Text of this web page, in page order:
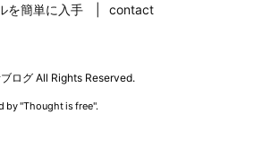
を簡単に入手 contact
ログAll Rights Reserved.
by "Thought is free".